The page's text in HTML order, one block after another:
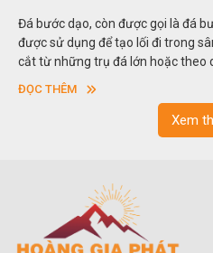
Đá bước dạo, còn được gọi là đá
được sử dụng để tạo lối đi trong
cắt từ những trụ đá lớn hoặc theo
vuông hoặc hình chữ nhật và có
ĐỌC THÊM
Xem